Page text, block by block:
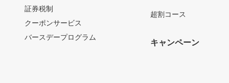
証券税制
クーポンサービス
バースデープログラム
超割コース
キャンペーン